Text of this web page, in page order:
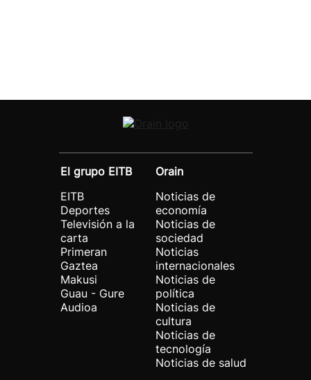
El grupo EITB
EITB
Deportes
Televisión a la
carta
Primeran
Gaztea
Makusi
Guau - Gure
Audioa
Orain
Noticias de
economía
Noticias de
sociedad
Noticias
internacionales
Noticias de
política
Noticias de
cultura
Noticias de
tecnología
Noticias de salud